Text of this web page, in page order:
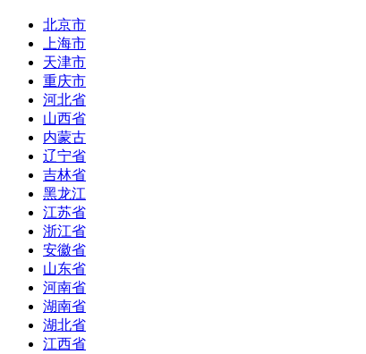
北京市
上海市
天津市
重庆市
河北省
山西省
内蒙古
辽宁省
吉林省
黑龙江
江苏省
浙江省
安徽省
山东省
河南省
湖南省
湖北省
江西省